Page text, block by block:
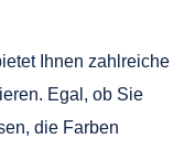
Ihnen zahlreiche
Egal, ob Sie
die Farben